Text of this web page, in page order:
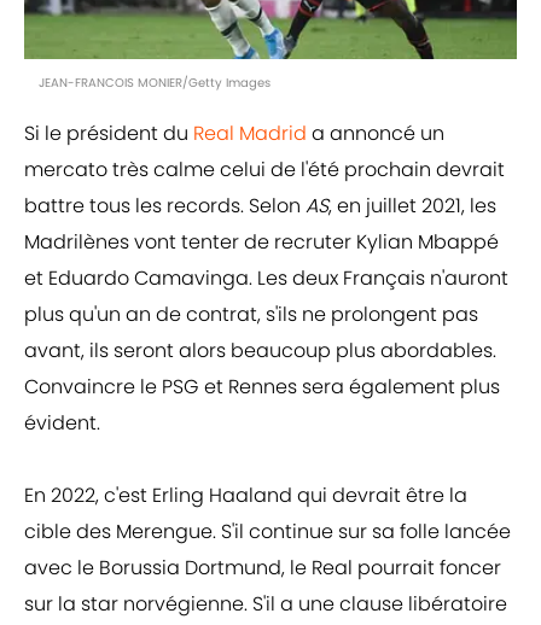
JEAN-FRANCOIS MONIER/Getty Images
Si le président du Real Madrid a annoncé un
mercato très calme celui de l'été prochain devrait
battre tous les records. Selon AS, en juillet 2021, les
Madrilènes vont tenter de recruter Kylian Mbappé
et Eduardo Camavinga. Les deux Français n'auront
plus qu'un an de contrat, s'ils ne prolongent pas
avant, ils seront alors beaucoup plus abordables.
Convaincre le PSG et Rennes sera également plus
évident.
En 2022, c'est Erling Haaland qui devrait être la
cible des Merengue. S'il continue sur sa folle lancée
avec le Borussia Dortmund, le Real pourrait foncer
sur la star norvégienne. S'il a une clause libératoire